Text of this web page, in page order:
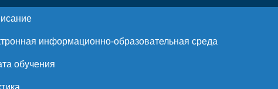
информационно-образовательная среда
обучения